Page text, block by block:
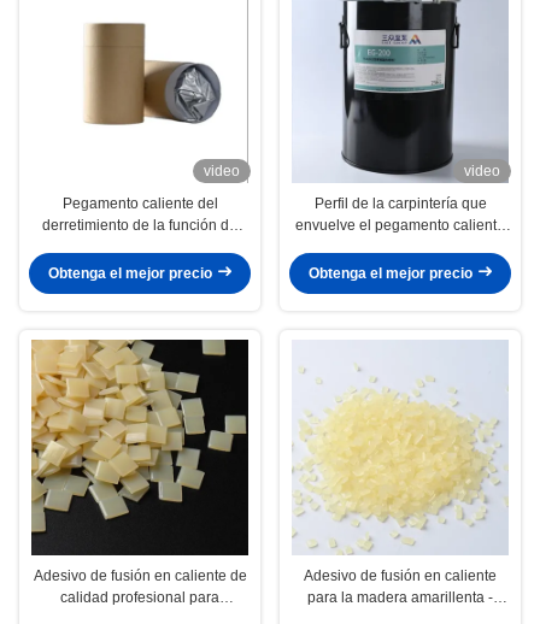
video
Pegamento caliente del
derretimiento de la función de
pegamento multi de la película
para el embalaje del perfil
Obtenga el mejor precio
video
Perfil de la carpintería que
envuelve el pegamento caliente
pegamento PUR
Obtenga el mejor precio
Adesivo de fusión en caliente de
calidad profesional para
Adesivo de fusión en caliente
para la madera amarillenta -